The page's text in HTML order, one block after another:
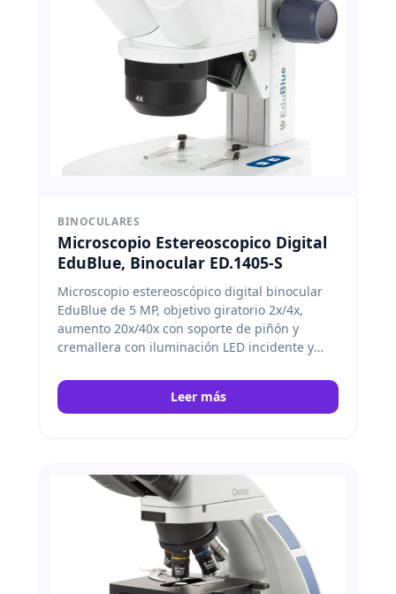
BINOCULARES
Microscopio Estereoscopico Digital
EduBlue, Binocular ED.1405-S
Microscopio estereoscópico digital binocular
EduBlue de 5 MP, objetivo giratorio 2x/4x,
aumento 20x/40x con soporte de piñón y
cremallera con iluminación LED incidente y
Leer más